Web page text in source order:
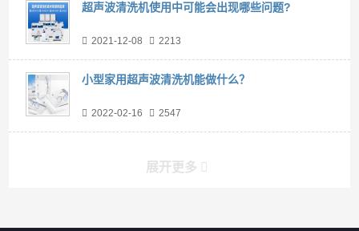
超声波清洗机使用中可能会出现哪些问题?
2021-12-08 2213
小型家用超声波清洗机能做什么？
2022-02-16 2547
展开更多